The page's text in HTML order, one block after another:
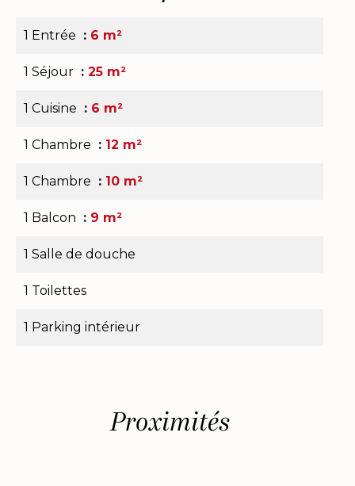
1 Entrée 6 m²
1 Séjour 25 m²
1 Cuisine 6 m²
1 Chambre 12 m²
1 Chambre 10 m²
1 Balcon 9 m²
1 Salle de douche
1 Toilettes
1 Parking intérieur
Proximités